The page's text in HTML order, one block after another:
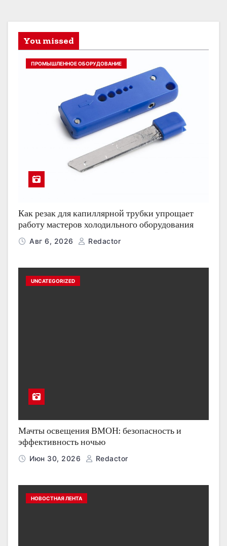
You missed
ПРОМЫШЛЕННОЕ ОБОРУДОВАНИЕ
Как резак для капиллярной трубки упрощает
работу мастеров холодильного оборудования
Авг 6, 2026 Redactor
UNCATEGORIZED
Мачты освещения ВМОН: безопасность и
эффективность ночью
Июн 30, 2026 Redactor
НОВОСТНАЯ ЛЕНТА